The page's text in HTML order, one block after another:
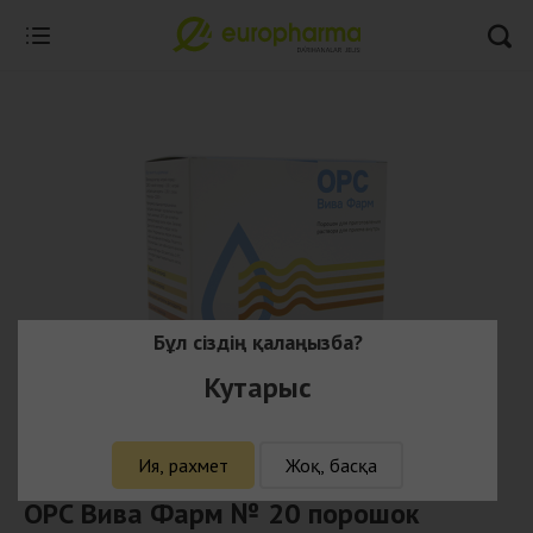
ОРС Вива Фарм № 20 порошок
Бұл сіздің қалаңызба?
Кутарыс
Ия, рахмет Жоқ, басқа